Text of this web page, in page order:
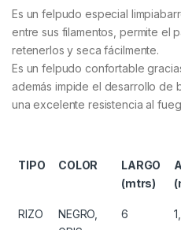
Es un felpudo especial
entre sus filamentos, permite el
retenerlos y seca fácilmente.
Es un felpudo confortable
además impide el desarrollo de
una excelente resistencia al
TIPO COLOR
LARGO
(mtrs)
RIZO
NEGRO,
6